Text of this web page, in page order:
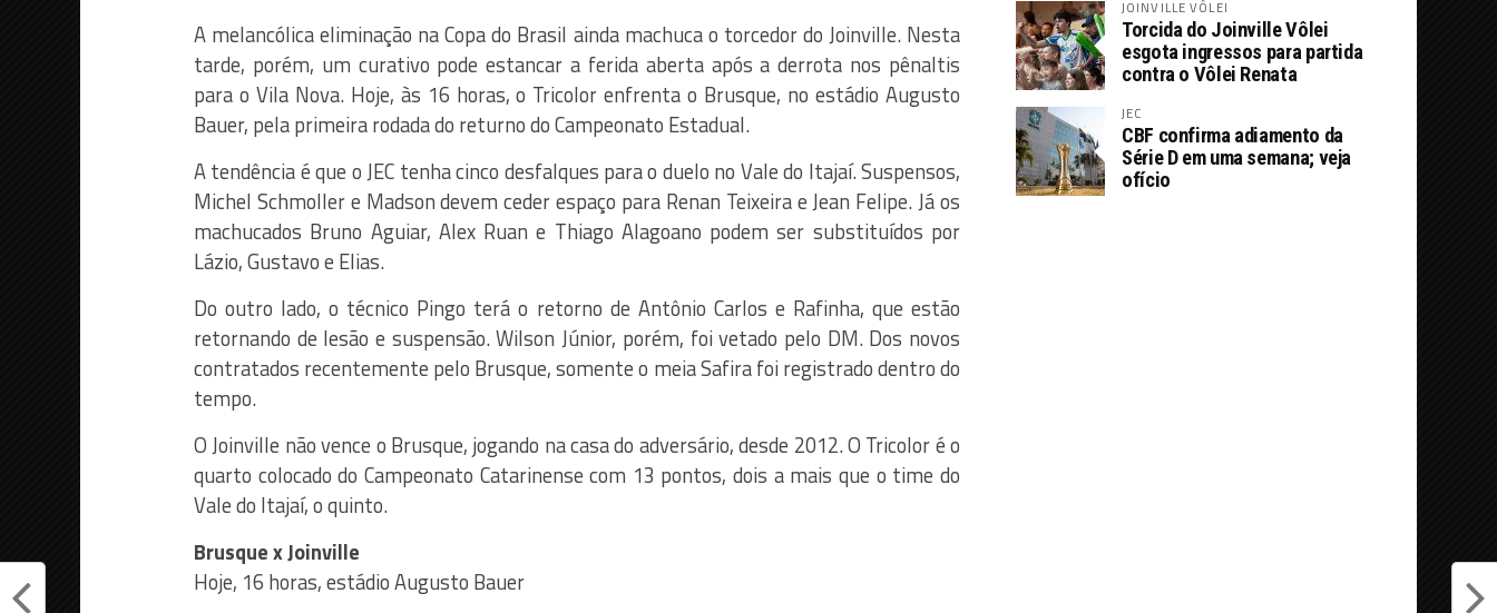
A melancólica eliminação na Copa do Brasil ainda machuca o torcedor do Joinville. Nesta
tarde, porém, um curativo pode estancar a ferida aberta após a derrota nos pênaltis
para o Vila Nova. Hoje, às 16 horas, o Tricolor enfrenta o Brusque, no estádio Augusto
Bauer, pela primeira rodada do returno do Campeonato Estadual.
A tendência é que o JEC tenha cinco desfalques para o duelo no Vale do Itajaí. Suspensos,
Michel Schmoller e Madson devem ceder espaço para Renan Teixeira e Jean Felipe. Já os
machucados Bruno Aguiar, Alex Ruan e Thiago Alagoano podem ser substituídos por
Lázio, Gustavo e Elias.
Do outro lado, o técnico Pingo terá o retorno de Antônio Carlos e Rafinha, que estão
retornando de lesão e suspensão. Wilson Júnior, porém, foi vetado pelo DM. Dos novos
contratados recentemente pelo Brusque, somente o meia Safira foi registrado dentro do
tempo.
O Joinville não vence o Brusque, jogando na casa do adversário, desde 2012. O Tricolor é o
quarto colocado do Campeonato Catarinense com 13 pontos, dois a mais que o time do
Vale do Itajaí, o quinto.
Brusque x Joinville
Hoje, 16 horas, estádio Augusto Bauer
JOINVILLE VÔLEI
Torcida do Joinville Vôlei
esgota ingressos para partida
contra o Vôlei Renata
JEC
CBF confirma adiamento da
Série D em uma semana; veja
ofício